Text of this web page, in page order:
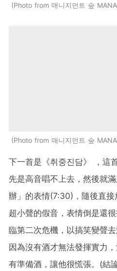
Photo from 매니지먼트 숲
Photo from 매니지먼트 숲
下一首是《취중진담》 ，這
先是高音唱不上去，然後就
辦」的表情(7:30)，隨後直接
超小聲的假音，表情倒是還
臨第二次危機，以搞笑變聲
因為沒有酒才無法發揮實力
有準備酒，讓他很慌張。(結